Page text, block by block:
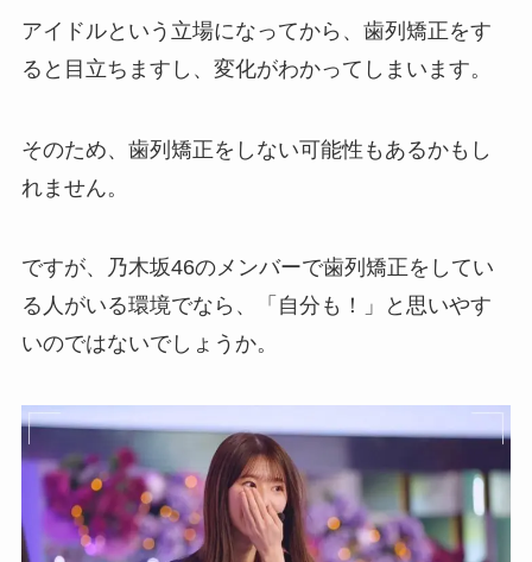
アイドルという立場になってから、歯列矯正をす
ると目立ちますし、変化がわかってしまいます。
そのため、歯列矯正をしない可能性もあるかもし
れません。
ですが、乃木坂46のメンバーで歯列矯正をしてい
る人がいる環境でなら、「自分も！」と思いやす
いのではないでしょうか。